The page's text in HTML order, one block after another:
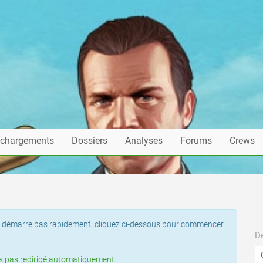
Dossiers Analyses Forums Crews
pas rapidement, cliquez ci-dessous pour commencer
pas redirigé automatiquement.